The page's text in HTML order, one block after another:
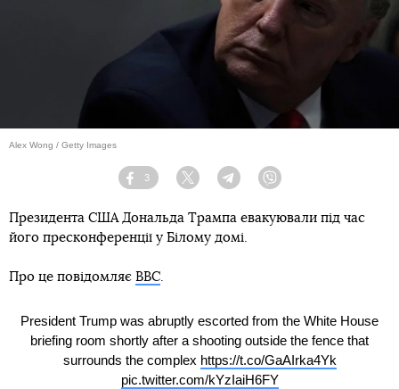
Alex Wong / Getty Images
Facebook
3
Twitter TelegramViber
Президента США Дональда Трампа евакуювали під час
його пресконференції у Білому домі.
Про це повідомляє ВВС
President Trump was abruptly escorted from the White House
briefing room shortly after a shooting outside the fence that
surrounds the complex https://t.co/GaAIrka4Yk
pic.twitter.com/kYzIaiH6FY